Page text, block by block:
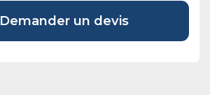
Demander un devis